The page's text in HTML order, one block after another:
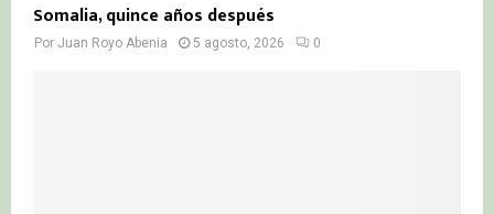
Somalia, quince años después
Por Juan Royo Abenia 5 agosto, 2026 0